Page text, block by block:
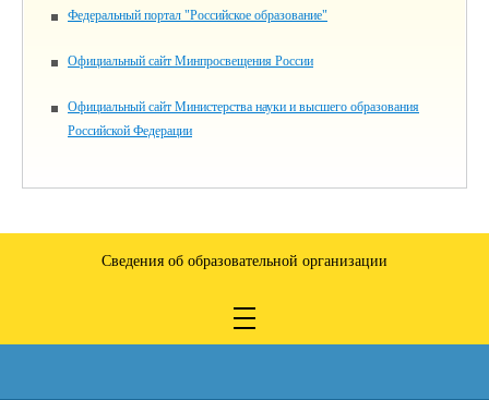
Федеральный портал "Российское образование"
Официальный сайт Минпросвещения России
Официальный сайт Министерства науки и высшего образования
Российской Федерации
Сведения об образовательной организации